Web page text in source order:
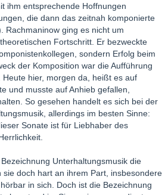
ihm entsprechende Hoffnungen
die dann das zeitnah komponierte
Rachmaninow ging es nicht um
Fortschritt. Er bezweckte
sondern Erfolg beim
der Komposition war die Aufführung
hier, morgen da, heißt es auf
und musste auf Anhieb gefallen,
So gesehen handelt es sich bei der
allerdings im besten Sinne:
Sonate ist für Liebhaber des
Unterhaltungsmusik die
sie doch hart an ihrem Part, insbesondere
in sich. Doch ist die Bezeichnung